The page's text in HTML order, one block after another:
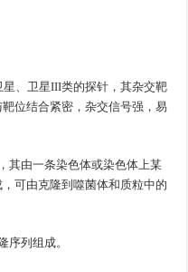
、卫星III类的探针，其杂交靶
位结合紧密，杂交信号强，易
其由一条染色体或染色体上某
可由克隆到噬菌体和质粒中的
序列组成。